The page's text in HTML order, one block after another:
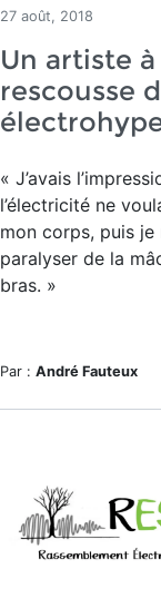
27 août, 2018
Un artiste à
rescousse
« J’avais
l’électricité ne
mon corps, puis je
paralyser de la
bras. »
Par : André Fauteux